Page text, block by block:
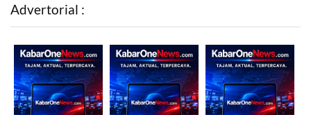
Advertorial :